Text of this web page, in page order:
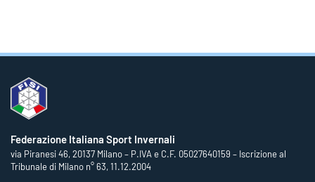
Federazione Italiana Sport Invernali
via Piranesi 46, 20137 Milano – P.IVA e C.F. 05027640159 – Iscrizione al
Tribunale di Milano n° 63, 11.12.2004